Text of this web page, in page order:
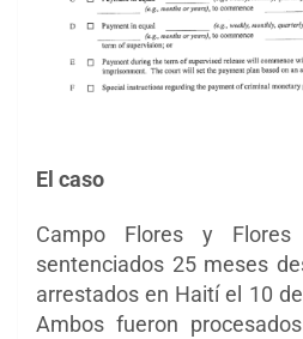
El caso
Campo Flores y
sentenciados 25 meses
arrestados en Haití el 10
Ambos fueron